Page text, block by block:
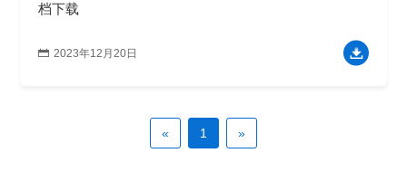
档下载
 2023年12月20日
« 1 »